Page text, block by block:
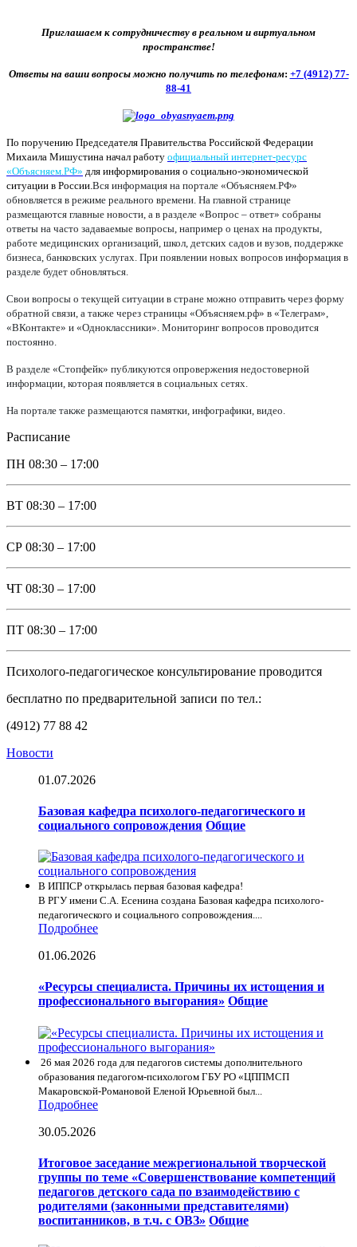
Приглашаем к сотрудничеству в реальном и виртуальном
пространстве!
Ответы на ваши вопросы можно получить по телефонам: +7 (4912) 77-
88-41
По поручению Председателя Правительства Российской Федерации
Михаила Мишустина начал работу официальный интернет-ресурс
«Объясняем.РФ» для информирования о социально-экономической
ситуации в России. Вся информация на портале «Объясняем.РФ»
обновляется в режиме реального времени. На главной странице
размещаются главные новости, а в разделе «Вопрос – ответ» собраны
ответы на часто задаваемые вопросы, например о ценах на продукты,
работе медицинских организаций, школ, детских садов и вузов, поддержке
бизнеса, банковских услугах. При появлении новых вопросов информация в
разделе будет обновляться.
Свои вопросы о текущей ситуации в стране можно отправить через форму
обратной связи, а также через страницы «Объясняем.рф» в «Телеграм»,
«ВКонтакте» и «Одноклассники». Мониторинг вопросов проводится
постоянно.
В разделе «Стопфейк» публикуются опровержения недостоверной
информации, которая появляется в социальных сетях.
На портале также размещаются памятки, инфографики, видео.
Расписание
ПН 08:30 – 17:00
ВТ 08:30 – 17:00
СР 08:30 – 17:00
ЧТ 08:30 – 17:00
ПТ 08:30 – 17:00
Психолого-педагогическое консультирование проводится
бесплатно по предварительной записи по тел.:
(4912) 77 88 42
Новости
01.07.2026
Базовая кафедра психолого-педагогического и
социального сопровождения Общие
В ИППСР открылась первая базовая кафедра!
В РГУ имени С.А. Есенина создана Базовая кафедра психолого-
педагогического и социального сопровождения....
Подробнее
01.06.2026
«Ресурсы специалиста. Причины их истощения и
профессионального выгорания» Общие
26 мая 2026 года для педагогов системы дополнительного
образования педагогом-психологом ГБУ РО «ЦППМСП
Макаровской-Романовой Еленой Юрьевной был...
Подробнее
30.05.2026
Итоговое заседание межрегиональной творческой
группы по теме «Совершенствование компетенций
педагогов детского сада по взаимодействию с
родителями (законными представителями)
воспитанников, в т.ч. с ОВЗ» Общие